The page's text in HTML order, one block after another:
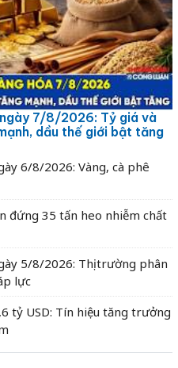
7/8/2026: Tỷ giá và
dầu thế giới bật tăng
6/8/2026: Vàng, cà phê
đứng 35 tấn heo nhiễm chất
5/8/2026: Thị trường phân
lực
tỷ USD: Tín hiệu tăng trưởng